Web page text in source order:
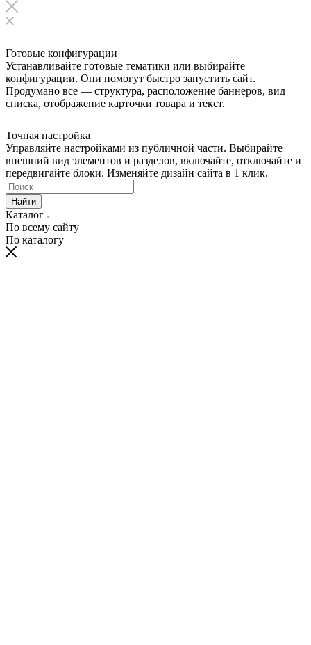
Готовые конфигурации
Устанавливайте готовые тематики или выбирайте
конфигурации. Они помогут быстро запустить сайт.
Продумано все — структура, расположение баннеров, вид
списка, отображение карточки товара и текст.
Точная настройка
Управляйте настройками из публичной части. Выбирайте
внешний вид элементов и разделов, включайте, отключайте и
передвигайте блоки. Изменяйте дизайн сайта в 1 клик.
Найти
Каталог
По всему сайту
По каталогу